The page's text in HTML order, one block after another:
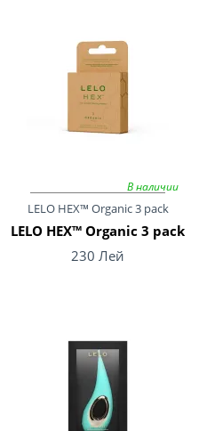
В наличии
LELO HEX™ Organic 3 pack
LELO HEX™ Organic 3 pack
230 Лей